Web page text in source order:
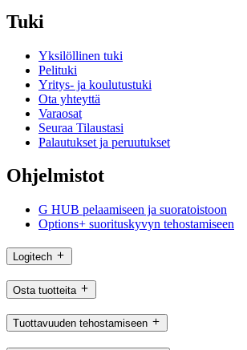
Tuki
Yksilöllinen tuki
Pelituki
Yritys- ja koulutustuki
Ota yhteyttä
Varaosat
Seuraa Tilaustasi
Palautukset ja peruutukset
Ohjelmistot
G HUB pelaamiseen ja suoratoistoon
Options+ suorituskyvyn tehostamiseen
Logitech
Osta tuotteita
Tuottavuuden tehostamiseen